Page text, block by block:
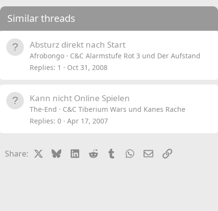
Similar threads
Absturz direkt nach Start
Afrobongo
C&C Alarmstufe Rot 3 und Der Aufstand
Replies 1 Oct 31, 2008
Kann nicht Online Spielen
The-End
C&C Tiberium Wars und Kanes Rache
Replies 0 Apr 17, 2007
Share: BlueskyLinkedIn
Reddit TumblrWhatsApp
EmailLink